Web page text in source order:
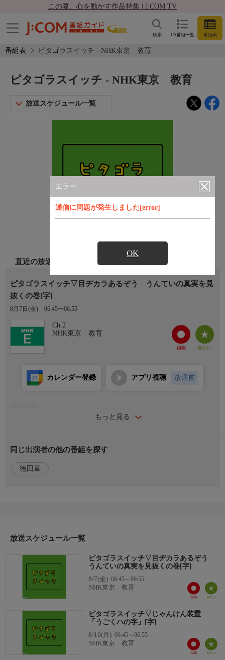
この夏、心を動かす作品特集 | J:COM TV
CS番組一覧 番組表
検索
番組表 ピタゴラスイッチ - NHK東京 教育
エラー
通信に問題が発生しました[error]
OK
ピタゴラスイッチ - NHK東京 教育
放送スケジュール一覧
直近の放送
ピタゴラスイッチ▽目ヂカラあるぞう うんていの真実を見
抜くの巻[字]
8月7日(金) 06:45〜06:55
Ch.2
NHK東京 教育
もっと見る
カレンダー登録 アプリ視聴 放送前
「目ヂカラあるぞう」が登場。学校の校庭の「うんてい」にかく
出演者
【語り】徳田章
同じ出演者の他の番組を探す
徳田章
放送スケジュール一覧
ピタゴラスイッチ▽目ヂカラあるぞう
うんていの真実を見抜くの巻[字]
8/7(金) 06:45～06:55
NHK東京 教育
ピタゴラスイッチ▽じゃんけん装置
「うごくハの字」[字]
8/10(月) 06:45～06:55
NHK東京 教育